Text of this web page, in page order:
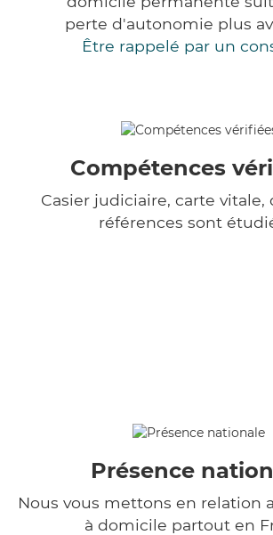
perte d'autonomie plus
Être rappelé par un
Compétences
Casier judiciaire, carte
références sont
Présence
Nous vous mettons en relation
à domicile partout en